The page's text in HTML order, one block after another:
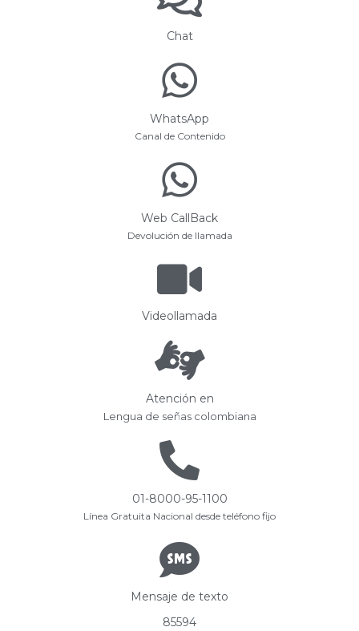
Chat
WhatsApp
Canal de Contenido
Web CallBack
Devolución de llamada
Videollamada
Atención en
Lengua de señas colombiana
01-8000-95-1100
Línea Gratuita Nacional desde teléfono fijo
Mensaje de texto
85594